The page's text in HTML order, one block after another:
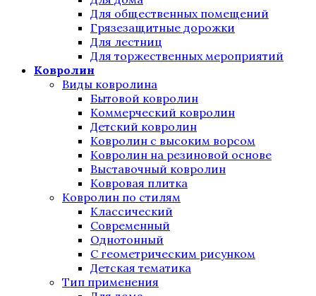
Для общественных помещений
Грязезащитные дорожки
Для лестниц
Для торжественных мероприятий
Ковролин
Виды ковролина
Бытовой ковролин
Коммерческий ковролин
Детский ковролин
Ковролин с высоким ворсом
Ковролин на резиновой основе
Выставочный ковролин
Ковровая плитка
Ковролин по стилям
Классический
Современный
Однотонный
С геометрическим рисунком
Детская тематика
Тип применения